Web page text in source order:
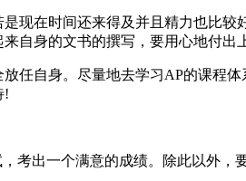
在时间还来得及并且精力也比较
自身的文书的撰写，要用心地付出
自身。尽量地去学习AP的课程
!
出一个满意的成绩。除此以外，